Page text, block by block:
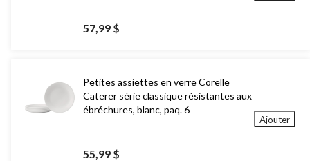
57,99 $
Petites assiettes en verre Corelle
Caterer série classique résistantes aux
ébréchures, blanc, paq. 6
55,99 $
Ajouter